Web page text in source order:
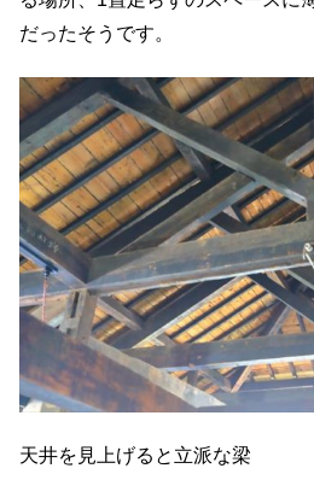
だったそうです。
天井を見上げると立派な梁